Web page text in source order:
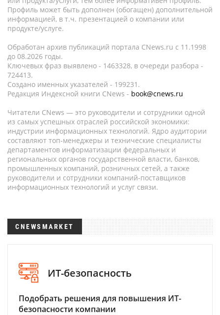
Профиль может быть дополнен (обогащен) дополнительной
информацией, в т.ч. презентацией о компании или
продукте/услуге.
Обработан архив публикаций портала CNews.ru c 11.1998
до 08.2026 годы.
Ключевых фраз выявлено - 1463328, в очереди разбора -
724413.
Создано именных указателей - 199231.
Редакция Индексной книги CNews - book@cnews.ru
Читатели CNews — это руководители и сотрудники одной
из самых успешных отраслей российской экономики:
индустрии информационных технологий. Ядро аудитории
составляют топ-менеджеры и технические специалисты
департаментов информатизации федеральных и
региональных органов государственной власти, банков,
промышленных компаний, розничных сетей, а также
руководители и сотрудники компаний-поставщиков
информационных технологий и услуг связи.
CNEWSMARKET
ИТ-безопасность
Подобрать решения для повышения ИТ-
безопасности компании